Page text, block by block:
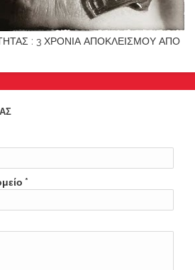
: 3 ΧΡΟΝΙΑ ΑΠΟΚΛΕΙΣΜΟΥ ΑΠΟ
*